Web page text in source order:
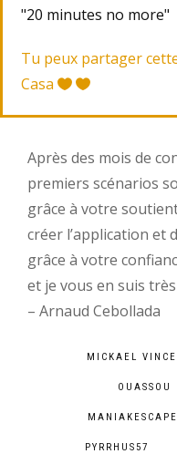
"20 minutes no more"
Tu peux partager
Casa
Après des mois de
premiers scénarios
grâce à votre
créer l’application et
grâce à votre
et je vous en suis
– Arnaud Cebollada
MICKAEL
OUASSOU
MANIAKESCAPE
PYRRHUS57